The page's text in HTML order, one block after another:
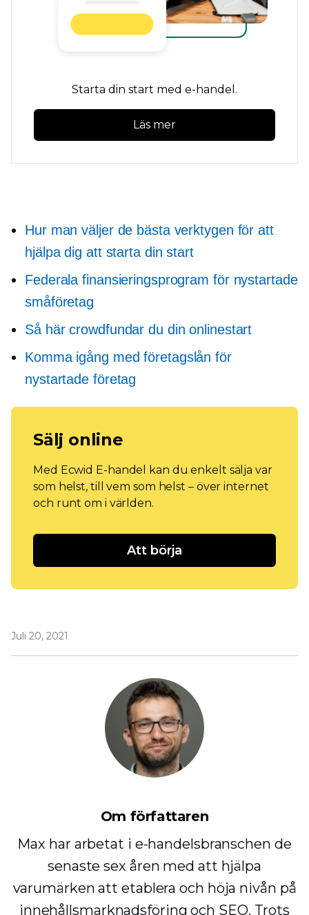
Starta din start med e-handel.
Läs mer
Hur man väljer de bästa verktygen för att
hjälpa dig att starta din start
Federala finansieringsprogram för nystartade
småföretag
Så här crowdfundar du din onlinestart
Komma igång med företagslån för
nystartade företag
Sälj online
Med Ecwid E-handel kan du enkelt sälja var
som helst, till vem som helst – över internet
och runt om i världen.
Att börja
Juli 20, 2021
Om författaren
Max har arbetat i e-handelsbranschen de
senaste sex åren med att hjälpa
varumärken att etablera och höja nivån på
innehållsmarknadsföring och SEO. Trots